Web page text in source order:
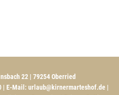
22 | 79254 Oberried
| E-Mail: urlaub@kirnermarteshof.de|